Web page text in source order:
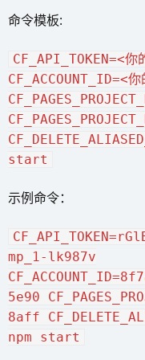
命令模板:
CF_API_TOKEN=<你
CF_ACCOUNT_ID=<
start
示例命令：
mp_1-lk987v
5e90
8aff
npm start